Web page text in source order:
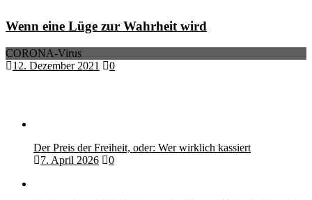
Wenn eine Lüge zur Wahrheit wird
CORONA-Virus
12. Dezember 2021
0
Der Preis der Freiheit, oder: Wer wirklich kassiert
7. April 2026
0